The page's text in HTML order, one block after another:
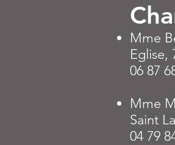
Mme
Eglise,
06 87
Mme
Saint
04 79